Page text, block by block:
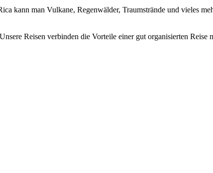
kann man Vulkane, Regenwälder, Traumstrände und vieles
Reisen verbinden die Vorteile einer gut organisierten